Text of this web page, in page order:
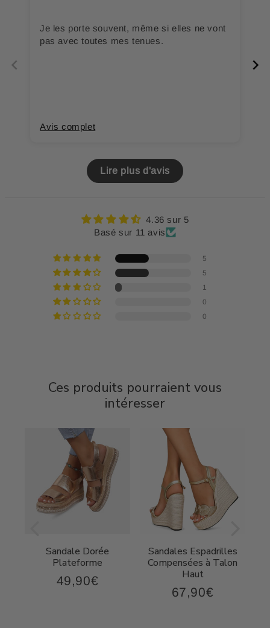
Je les porte souvent, même si elles ne vont
pas avec toutes mes tenues.
Avis complet
Lire plus d'avis
4.36 sur 5
Basé sur 11 avis
5
5
1
0
0
Ces produits pourraient vous
intéresser
Sandale Dorée
Plateforme
Prix
49,90€
Sandales Espadrilles
Compensées à Talon
Haut
Prix
67,90€